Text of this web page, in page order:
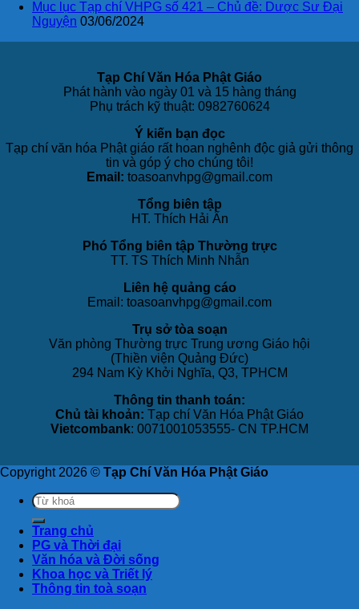
Mục lục Tạp chí VHPG số 421 – Chủ đề: Dược Sư Đại
Nguyện 03/06/2024
Tạp Chí Văn Hóa Phật Giáo
Phát hành vào ngày 01 và 15 hàng tháng
Phụ trách kỹ thuật: 0982760624
Ý kiến bạn đọc
Tạp chí văn hóa Phật giáo rất hoan nghênh độc giả gửi thông
tin và góp ý cho chúng tôi!
Email: toasoanvhpg@gmail.com
Tổng biên tập
HT. Thích Hải Ấn
Phó Tổng biên tập Thường trực
TT. TS Thích Minh Nhẫn
Liên hệ quảng cáo
Email: toasoanvhpg@gmail.com
Trụ sở tòa soạn
Văn phòng Thường trực Trung ương Giáo hội
(Thiền viện Quảng Đức)
294 Nam Kỳ Khởi Nghĩa, Q3, TPHCM
Thông tin thanh toán:
Chủ tài khoản: Tạp chí Văn Hóa Phật Giáo
Vietcombank: 0071001053555- CN TP.HCM
Copyright 2026 © Tạp Chí Văn Hóa Phật Giáo
Trang chủ
PG và Thời đại
Văn hóa và Đời sống
Khoa học và Triết lý
Thông tin toà soạn